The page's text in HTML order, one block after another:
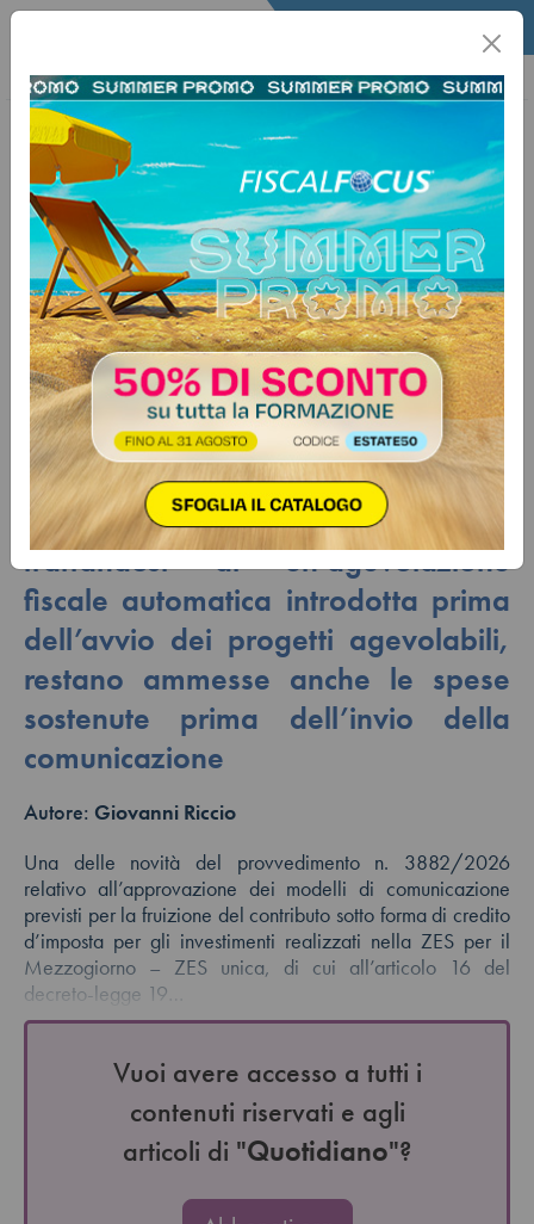
Home Quotidiano Il Quotidiano Articoli Fisco
22 aprile 2026
Categorie: Agevolazioni Imprese
ZES Unica 2026, via libera al
credito d’imposta anche per gli
investimenti già avviati
Il provvedimento per le annualità
2026-2028 richiama espressamente
il principio di incentivazione previsto
dal regolamento GBER. Ma,
trattandosi di un’agevolazione
fiscale automatica introdotta prima
dell’avvio dei progetti agevolabili,
restano ammesse anche le spese
sostenute prima dell’invio della
comunicazione
Autore: Giovanni Riccio
Una delle novità del provvedimento n. 3882/2026
relativo all’approvazione dei modelli di comunicazione
previsti per la fruizione del contributo sotto forma di credito
d’imposta per gli investimenti realizzati nella ZES per il
Mezzogiorno – ZES unica, di cui all’articolo 16 del
decreto-legge 19…
Vuoi avere accesso a tutti i
contenuti riservati e agli
articoli di "Quotidiano"?